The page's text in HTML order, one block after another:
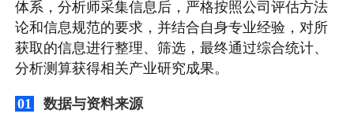
体系，分析师采集信息后，严格按照公司评估方法
论和信息规范的要求，并结合自身专业经验，对所
获取的信息进行整理、筛选，最终通过综合统计、
分析测算获得相关产业研究成果。
01 数据与资料来源